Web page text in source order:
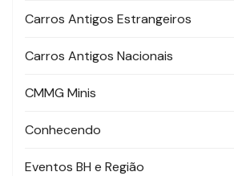
Carros Antigos Estrangeiros
Carros Antigos Nacionais
CMMG Minis
Conhecendo
Eventos BH e Região